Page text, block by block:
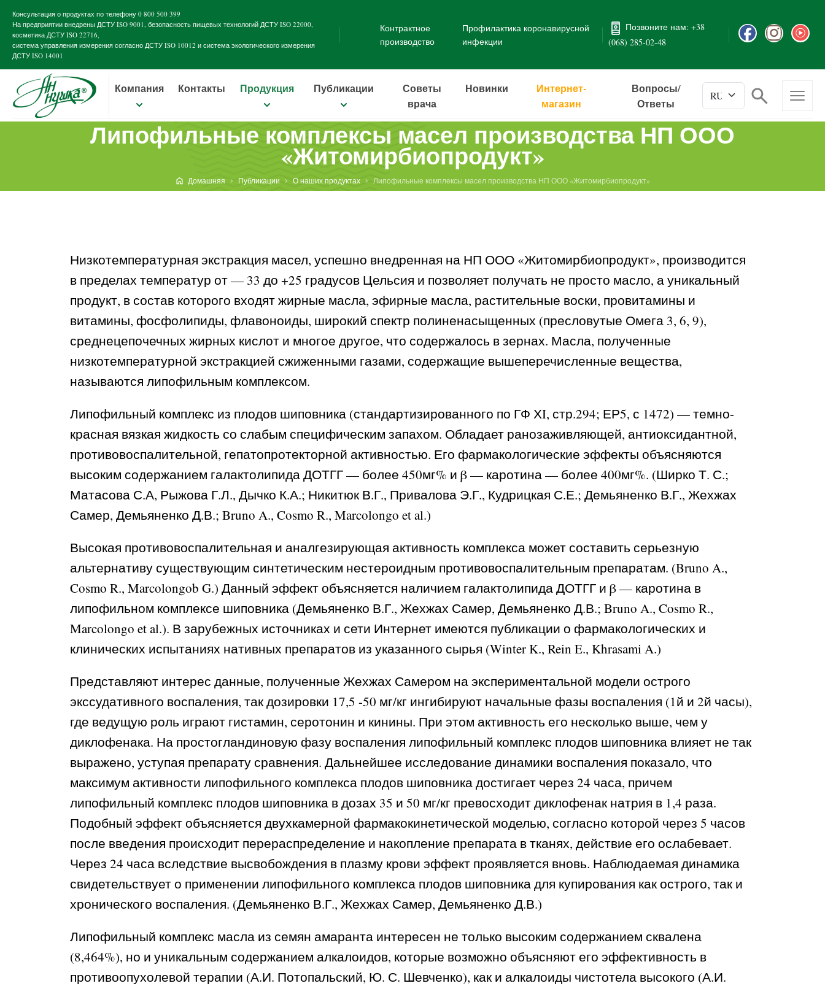
Консультация о продуктах по телефону 0 800 500 399
На предприятии внедрены ДСТУ ISO 9001, безопасность пищевых технологий ДСТУ ISO 22000,
косметика ДСТУ ISO 22716,
система управления измерения согласно ДСТУ ISO 10012 и система экологического измерения
ДСТУ ISO 14001
Контрактное
производство
Профилактика коронавирусной
инфекции
Позвоните нам: +38
(068) 285-02-48
Компания Контакты Продукция Публикации
Советы
врача
Новинки
Интернет-
магазин
Вопросы/
Ответы
Липофильные комплексы масел производства НП ООО
«Житомирбиопродукт»
Домашняя Публикации О наших продуктах Липофильные комплексы масел производства НП ООО «Житомирбиопродукт»
Низкотемпературная экстракция масел, успешно внедренная на НП ООО «Житомирбиопродукт», производится
в пределах температур от — 33 до +25 градусов Цельсия и позволяет получать не просто масло, а уникальный
продукт, в состав которого входят жирные масла, эфирные масла, растительные воски, провитамины и
витамины, фосфолипиды, флавоноиды, широкий спектр полиненасыщенных (пресловутые Омега 3, 6, 9),
среднецепочечных жирных кислот и многое другое, что содержалось в зернах. Масла, полученные
низкотемпературной экстракцией сжиженными газами, содержащие вышеперечисленные вещества,
называются липофильным комплексом.
Липофильный комплекс из плодов шиповника (стандартизированного по ГФ ХI, стр.294; ЕР5, с 1472) — темно-
красная вязкая жидкость со слабым специфическим запахом. Обладает ранозаживляющей, антиоксидантной,
противовоспалительной, гепатопротекторной активностью. Его фармакологические эффекты объясняются
высоким содержанием галактолипида ДОТГГ — более 450мг% и β — каротина — более 400мг%. (Ширко Т. С.;
Матасова С.А, Рыжова Г.Л., Дычко К.А.; Никитюк В.Г., Привалова Э.Г., Кудрицкая С.Е.; Демьяненко В.Г., Жехжах
Самер, Демьяненко Д.В.; Bruno A., Cosmo R., Marcolongo et al.)
Высокая противовоспалительная и аналгезирующая активность комплекса может составить серьезную
альтернативу существующим синтетическим нестероидным противовоспалительным препаратам. (Bruno A.,
Cosmo R., Marcolongob G.) Данный эффект объясняется наличием галактолипида ДОТГГ и β — каротина в
липофильном комплексе шиповника (Демьяненко В.Г., Жехжах Самер, Демьяненко Д.В.; Bruno A., Cosmo R.,
Marcolongo et al.). В зарубежных источниках и сети Интернет имеются публикации о фармакологических и
клинических испытаниях нативных препаратов из указанного сырья (Winter K., Rein E., Khrasami A.)
Представляют интерес данные, полученные Жехжах Самером на экспериментальной модели острого
экссудативного воспаления, так дозировки 17,5 -50 мг/кг ингибируют начальные фазы воспаления (1й и 2й часы),
где ведущую роль играют гистамин, серотонин и кинины. При этом активность его несколько выше, чем у
диклофенака. На простогландиновую фазу воспаления липофильный комплекс плодов шиповника влияет не так
выражено, уступая препарату сравнения. Дальнейшее исследование динамики воспаления показало, что
максимум активности липофильного комплекса плодов шиповника достигает через 24 часа, причем
липофильный комплекс плодов шиповника в дозах 35 и 50 мг/кг превосходит диклофенак натрия в 1,4 раза.
Подобный эффект объясняется двухкамерной фармакокинетической моделью, согласно которой через 5 часов
после введения происходит перераспределение и накопление препарата в тканях, действие его ослабевает.
Через 24 часа вследствие высвобождения в плазму крови эффект проявляется вновь. Наблюдаемая динамика
свидетельствует о применении липофильного комплекса плодов шиповника для купирования как острого, так и
хронического воспаления. (Демьяненко В.Г., Жехжах Самер, Демьяненко Д.В.)
Липофильный комплекс масла из семян амаранта интересен не только высоким содержанием сквалена
(8,464%), но и уникальным содержанием алкалоидов, которые возможно объясняют его эффективность в
противоопухолевой терапии (А.И. Потопальский, Ю. С. Шевченко), как и алкалоиды чистотела высокого (А.И.